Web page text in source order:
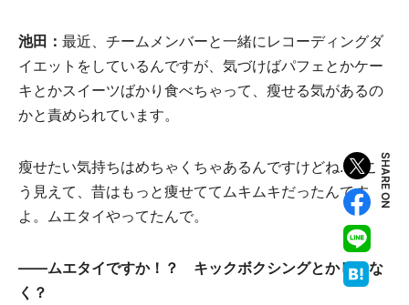
池田： 最近、チームメンバーと一緒にレコーディングダ
イエットをしているんですが、気づけばパフェとかケー
キとかスイーツばかり食べちゃって、瘦せる気があるの
かと責められています。
瘦せたい気持ちはめちゃくちゃあるんですけどね……こ
う見えて、昔はもっと痩せててムキムキだったんです
よ。ムエタイやってたんで。
――ムエタイですか！？ キックボクシングとかじゃな
く？
SHARE ON